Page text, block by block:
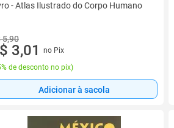
- Atlas Ilustrado do Corpo Humano
5,90
3,01
no Pix
de desconto no pix)
Adicionar à sacola